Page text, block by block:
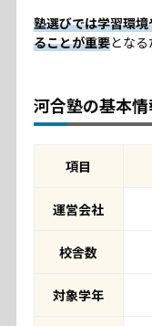
塾選びでは学習環
ることが重要となる
河合塾の基本
項目
運営会社
校舎数
対象学年